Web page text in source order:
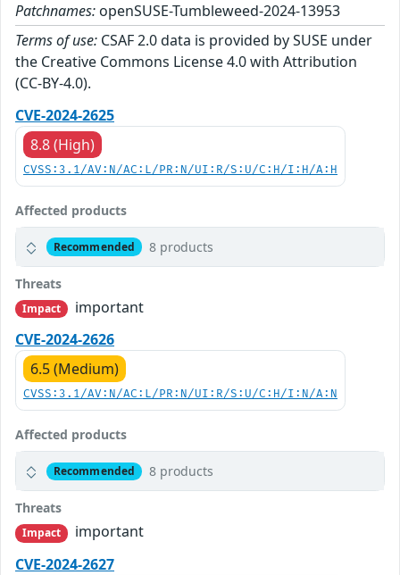
Patchnames: openSUSE-Tumbleweed-2024-13953
Terms of use: CSAF 2.0 data is provided by SUSE under
the Creative Commons License 4.0 with Attribution
(CC-BY-4.0).
CVE-2024-2625
8.8 (High)
CVSS:3.1/AV:N/AC:L/PR:N/UI:R/S:U/C:H/I:H/A:H
Affected products
Recommended 8 products
Threats
Impact
important
CVE-2024-2626
6.5 (Medium)
CVSS:3.1/AV:N/AC:L/PR:N/UI:R/S:U/C:H/I:N/A:N
Affected products
Recommended 8 products
Threats
Impact
important
CVE-2024-2627